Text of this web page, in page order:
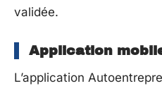
validée.
Application
L’application